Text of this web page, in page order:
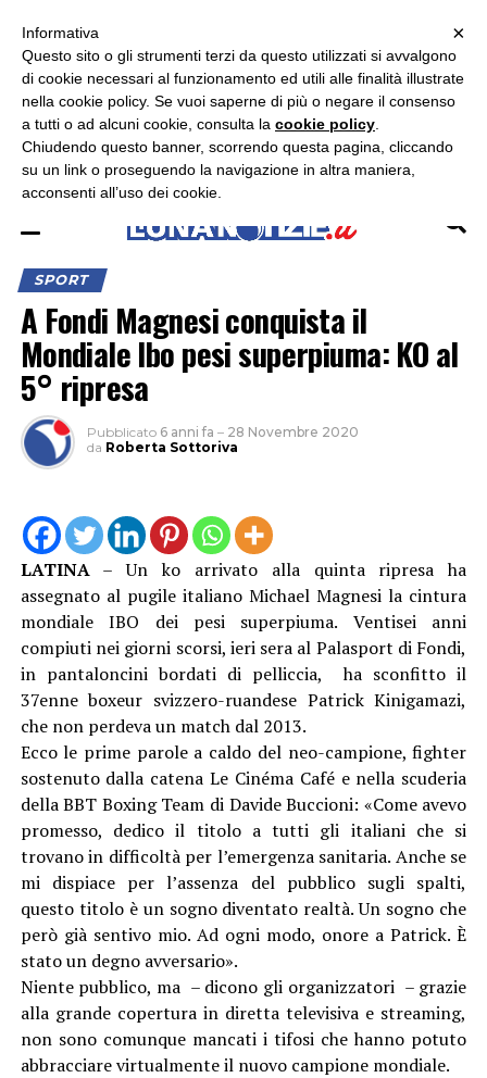
ASCOLTA RADIO LUNA
SPORT
A Fondi Magnesi conquista il
Mondiale Ibo pesi superpiuma: KO al
5° ripresa
Pubblicato 6 anni fa – 28 Novembre 2020
da Roberta Sottoriva
LATINA– Un ko arrivato alla quinta ripresa ha
assegnato al pugile italiano Michael Magnesi la cintura
mondiale IBO dei pesi superpiuma. Ventisei anni
compiuti nei giorni scorsi, ieri sera al Palasport di Fondi,
in pantaloncini bordati di pelliccia, ha sconfitto il
37enne boxeur svizzero-ruandese Patrick Kinigamazi,
che non perdeva un match dal 2013.
Ecco le prime parole a caldo del neo-campione, fighter
sostenuto dalla catena Le Cinéma Café e nella scuderia
della BBT Boxing Team di Davide Buccioni: «Come avevo
promesso, dedico il titolo a tutti gli italiani che si
trovano in difficoltà per l’emergenza sanitaria. Anche se
mi dispiace per l’assenza del pubblico sugli spalti,
questo titolo è un sogno diventato realtà. Un sogno che
però già sentivo mio. Ad ogni modo, onore a Patrick. È
stato un degno avversario».
Niente pubblico, ma – dicono gli organizzatori – grazie
alla grande copertura in diretta televisiva e streaming,
non sono comunque mancati i tifosi che hanno potuto
abbracciare virtualmente il nuovo campione mondiale.
×
×
Informativa
Questo sito o gli strumenti terzi da questo utilizzati si avvalgono
di cookie necessari al funzionamento ed utili alle finalità illustrate
nella cookie policy. Se vuoi saperne di più o negare il consenso
a tutti o ad alcuni cookie, consulta la cookie policy
Chiudendo questo banner, scorrendo questa pagina, cliccando
su un link o proseguendo la navigazione in altra maniera,
acconsenti all’uso dei cookie.